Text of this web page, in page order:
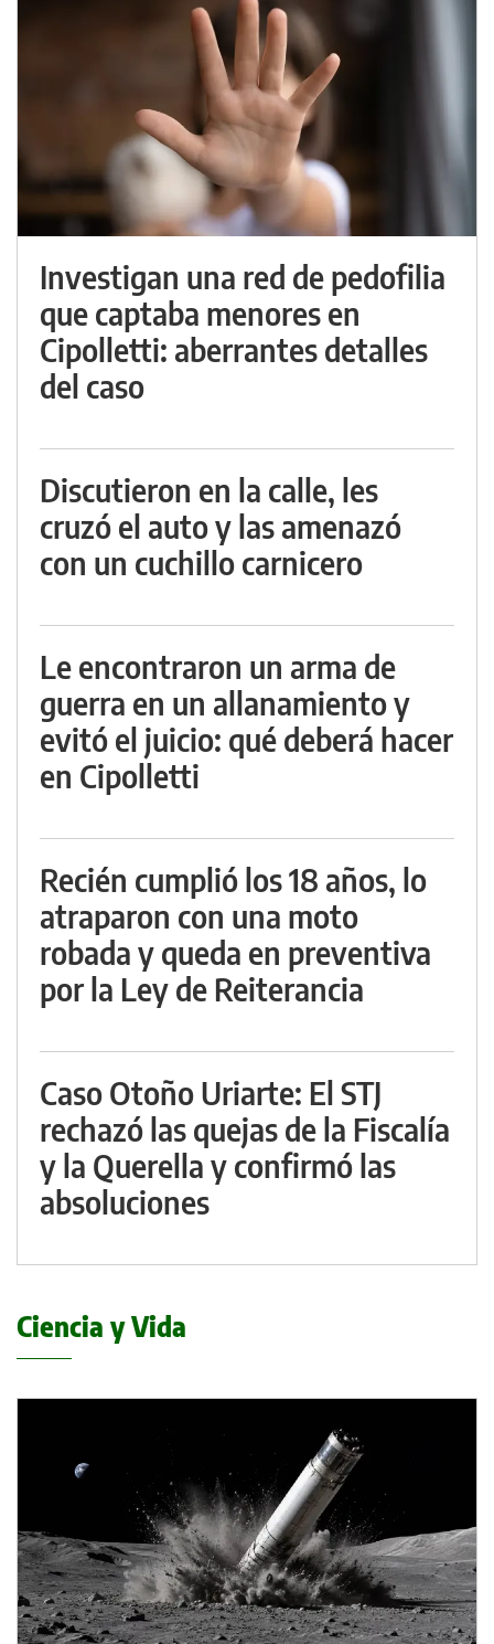
Investigan una red de pedofilia
que captaba menores en
Cipolletti: aberrantes detalles
del caso
Discutieron en la calle, les
cruzó el auto y las amenazó
con un cuchillo carnicero
Le encontraron un arma de
guerra en un allanamiento y
evitó el juicio: qué deberá hacer
en Cipolletti
Recién cumplió los 18 años, lo
atraparon con una moto
robada y queda en preventiva
por la Ley de Reiterancia
Caso Otoño Uriarte: El STJ
rechazó las quejas de la Fiscalía
y la Querella y confirmó las
absoluciones
Ciencia y Vida